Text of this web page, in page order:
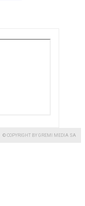
© COPYRIGHT BY GREMI MEDIA SA